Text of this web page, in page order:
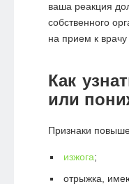
ваша реакция
собственного
на прием к
Как
или
Признаки
изжога;
отрыжка,